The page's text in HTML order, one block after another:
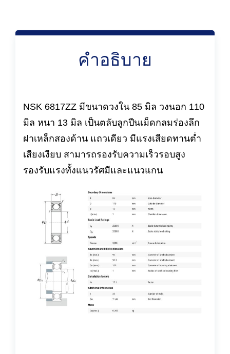
คำอธิบาย
NSK 6817ZZ มีขนาดวงใน 85 มิล วงนอก 110
มิล หนา 13 มิล เป็นตลับลูกปืนเม็ดกลมร่องลึก
ฝาเหล็กสองด้าน แถวเดียว มีแรงเสียดทานต่ำ
เสียงเงียบ สามารถรองรับความเร็วรอบสูง
รองรับแรงทั้งแนวรัศมีและแนวแกน